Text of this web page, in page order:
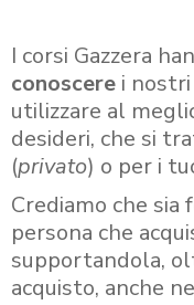
I corsi Gazzera
conoscere i
utilizzare al
desideri, che si
(privato) o per i
Crediamo che
persona che
supportandola,
acquisto, anche